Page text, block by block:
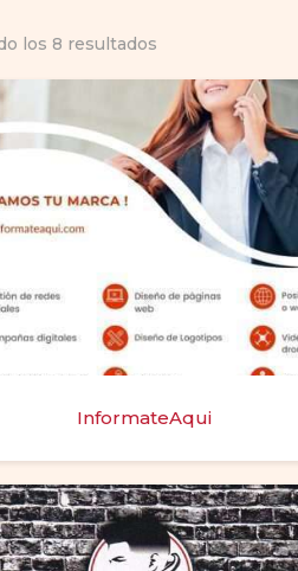
los 8 resultados
InformateAqui